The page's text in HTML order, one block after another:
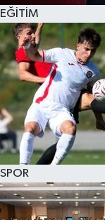
EĞİTİM
SPOR
YAŞAM